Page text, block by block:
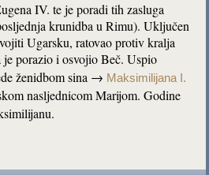
IV. te je poradi tih zasluga
krunidba u Rimu). Uključen
Ugarsku, ratovao protiv kralja
porazio i osvojio Beč. Uspio
ženidbom sina → Maksimilijana I.
nasljednicom Marijom. Godine